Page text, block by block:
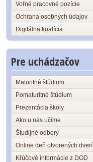
Voľné pracovné pozície
Ochrana osobných údajov
Digitálna koalícia
Pre uchádzačov
Maturitné štúdium
Pomaturitné štúdium
Prezentácia školy
Ako u nás učíme
Študijné odbory
Online deň otvorených dverí
Kľúčové informácie z DOD